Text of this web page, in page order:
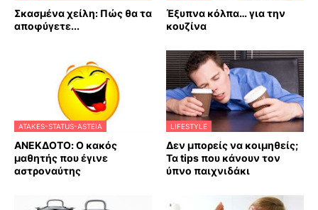
Σκασμένα χείλη: Πώς θα τα
αποφύγετε...
Έξυπνα κόλπα… για την
κουζίνα
ATAKES-STATUS-ASTEIA
ΑΝΕΚΔΟΤΟ: Ο κακός
μαθητής που έγινε
αστροναύτης
LIFESTYLE
Δεν μπορείς να κοιμηθείς;
Τα tips που κάνουν τον
ύπνο παιχνιδάκι